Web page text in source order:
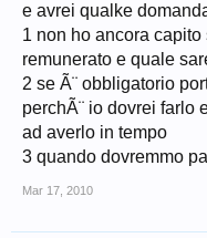
e avrei qualke
1 non ho ancora
remunerato e quale
2 se Ã¨ obbligatorio
perchÃ¨ io dovrei farlo
ad averlo in tempo
3 quando dovremmo
Mar 17, 2010